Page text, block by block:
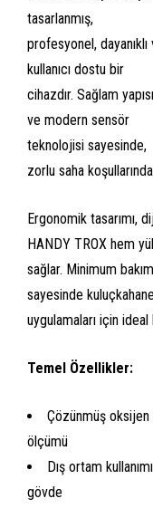
tasarlanmış,
profesyonel, dayanıklı
kullanıcı dostu bir
cihazdır. Sağlam yapısı
ve modern sensör
teknolojisi sayesinde,
zorlu saha
Ergonomik tasarımı,
HANDY TROX hem
sağlar. Minimum
sayesinde
uygulamaları için
Temel Özellikler:
Çözünmüş oksijen
ölçümü
Dış ortam
gövde